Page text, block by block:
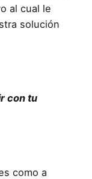
al cual le
solución
con tu
como a